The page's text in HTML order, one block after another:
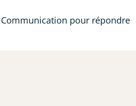
Communication pour répondre